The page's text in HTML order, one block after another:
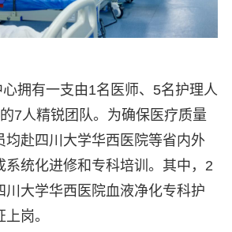
心拥有一支由1名医师、5名护理人
7人精锐团队。为确保医疗质量
均赴四川大学华西医院等省内外
系统化进修和专科培训。其中，2
川大学华西医院血液净化专科护
岗。